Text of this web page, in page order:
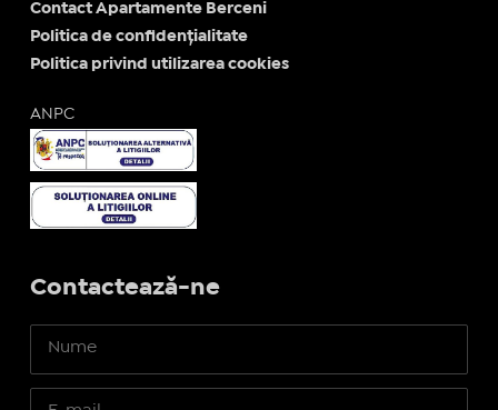
Contact Apartamente Berceni
Politica de confidențialitate
Politica privind utilizarea cookies
ANPC
Contactează-ne